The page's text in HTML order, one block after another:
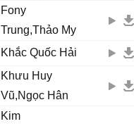
Fony
Trung,Thảo My
Khắc Quốc Hải
Khưu Huy
Vũ,Ngọc Hân
Kim